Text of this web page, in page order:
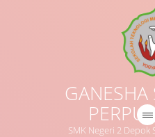
GANESHA
SMK Negeri 2 Depok